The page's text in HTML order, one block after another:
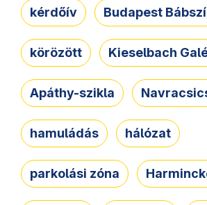
kérdőív Budapest
körözött Kieselbach
Apáthy-szikla
hamuládás hálózat
parkolási zóna